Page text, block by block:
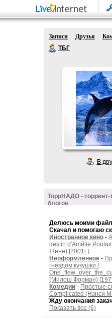
Записи Друзья
ТБГ
В
ТоррНАДО - торрент-
блогов
Делюсь моими
Скачал и помогаю
Иностранное кино -
destin d'Amйlie
Жёне) [2001г.]
Неоформленное -
гнездом кукушки /
(Милош Форман)
Комедии - Простые
Complicated (Нэнси
Жду окончания
Показать все (6)